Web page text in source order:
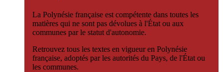
La Polynésie française est compétente dans toutes les
matières qui ne sont pas dévolues à l'État ou aux
communes par le statut d'autonomie.
Retrouvez tous les textes en vigueur en Polynésie
française, adoptés par les autorités du Pays, de l'État ou
les communes.